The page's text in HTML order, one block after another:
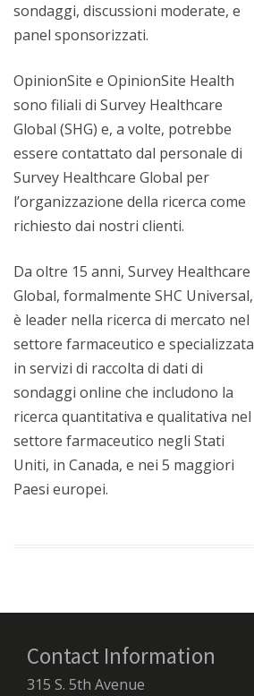
sondaggi, discussioni moderate, e
panel sponsorizzati.
OpinionSite e OpinionSite Health
sono filiali di Survey Healthcare
Global (SHG) e, a volte, potrebbe
essere contattato dal personale di
Survey Healthcare Global per
l’organizzazione della ricerca come
richiesto dai nostri clienti.
Da oltre 15 anni, Survey Healthcare
Global, formalmente SHC Universal,
è leader nella ricerca di mercato nel
settore farmaceutico e specializzata
in servizi di raccolta di dati di
sondaggi online che includono la
ricerca quantitativa e qualitativa nel
settore farmaceutico negli Stati
Uniti, in Canada, e nei 5 maggiori
Paesi europei.
Contact Information
315 S. 5th Avenue